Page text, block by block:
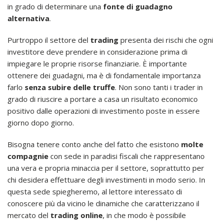
in grado di determinare una fonte di guadagno
alternativa.
Purtroppo il settore del trading presenta dei rischi che ogni
investitore deve prendere in considerazione prima di
impiegare le proprie risorse finanziarie. È importante
ottenere dei guadagni, ma è di fondamentale importanza
farlo senza subire delle truffe. Non sono tanti i trader in
grado di riuscire a portare a casa un risultato economico
positivo dalle operazioni di investimento poste in essere
giorno dopo giorno.
Bisogna tenere conto anche del fatto che esistono molte
compagnie con sede in paradisi fiscali che rappresentano
una vera e propria minaccia per il settore, soprattutto per
chi desidera effettuare degli investimenti in modo serio. In
questa sede spiegheremo, al lettore interessato di
conoscere più da vicino le dinamiche che caratterizzano il
mercato del trading online, in che modo è possibile